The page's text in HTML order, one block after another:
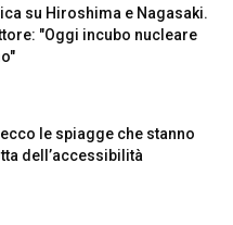
su Hiroshima e Nagasaki.
"Oggi incubo nucleare
ecco le spiagge che stanno
dell’accessibilità